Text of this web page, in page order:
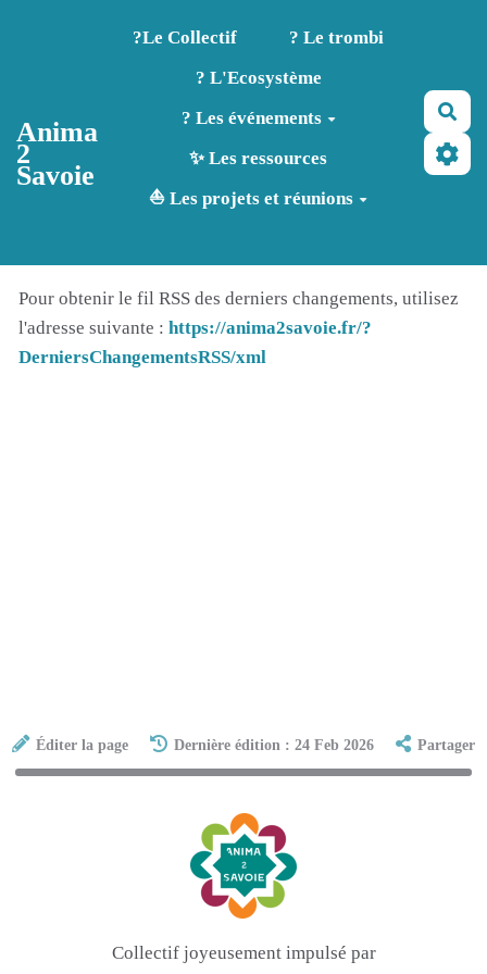
Aller au contenu principal
Anima
2
Savoie
?️Le Collectif
? Le trombi
? L'Ecosystème
? Les événements
✨ Les ressources
⛵ Les projets et réunions
Pour obtenir le fil RSS des derniers changements, utilisez
l'adresse suivante : https://anima2savoie.fr/?
DerniersChangementsRSS/xml
Éditer la page Dernière édition : 24 Feb 2026 Partager
Collectif joyeusement impulsé par